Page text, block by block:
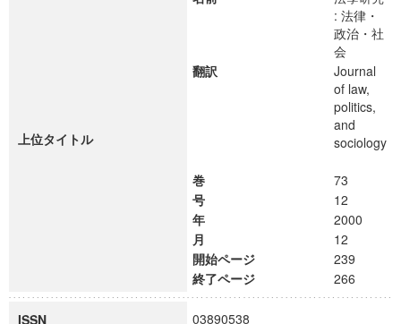
上位タイトル
: 法律・
政治・社
会
翻訳
Journal
of law,
politics,
and
sociology
巻
73
号
12
年
2000
月
12
開始ページ
239
終了ページ
266
ISSN 03890538